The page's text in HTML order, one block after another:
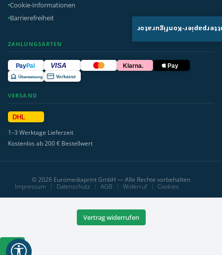
Cookie-Informationen
Barrierefreiheit
ZAHLUNGSARTEN
PayPal VISA Klarna. Pay
Überweisung Vorkasse
VERSAND
DHL
1–3 Werktage Lieferzeit
Kostenlos ab 200 € Bestellwert
© 2026 Euromediaprint GmbH — Alle Rechte vorbehalten
Impressum
Datenschutz AGB Widerruf Cookies
Vertrag widerrufen
Werkzeugleiste
anzeigen
Plotterpapier-